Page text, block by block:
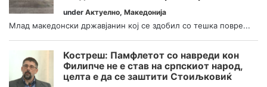
under Актуелно, Македонија
Млад македонски државјанин кој се здобил со тешка повре...
Костреш: Памфлетот со навреди кон
Филипче не е став на српскиот народ,
целта е да се заштити Стоиљковиќ